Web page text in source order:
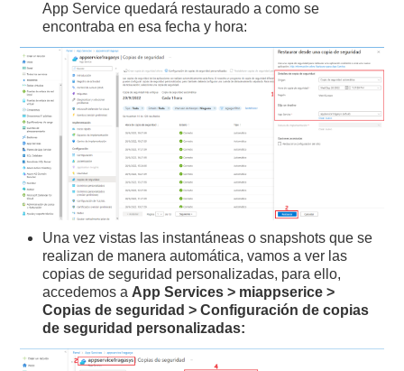
App Service quedará restaurado a como se
encontraba en esa fecha y hora:
Una vez vistas las instantáneas o snapshots que se
realizan de manera automática, vamos a ver las
copias de seguridad personalizadas, para ello,
accedemos a App Services > miappserice >
Copias de seguridad > Configuración de copias
de seguridad personalizadas: